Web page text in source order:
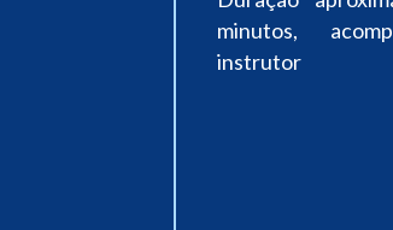
minutos,
instrutor